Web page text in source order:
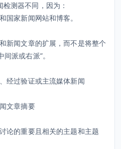
测器不同，因为：
国家新闻网站和博客。
新闻文章的扩展，而不是将整个
派或右派”。
经过验证或主流媒体新闻
文章摘要
论的重要且相关的主题和主题